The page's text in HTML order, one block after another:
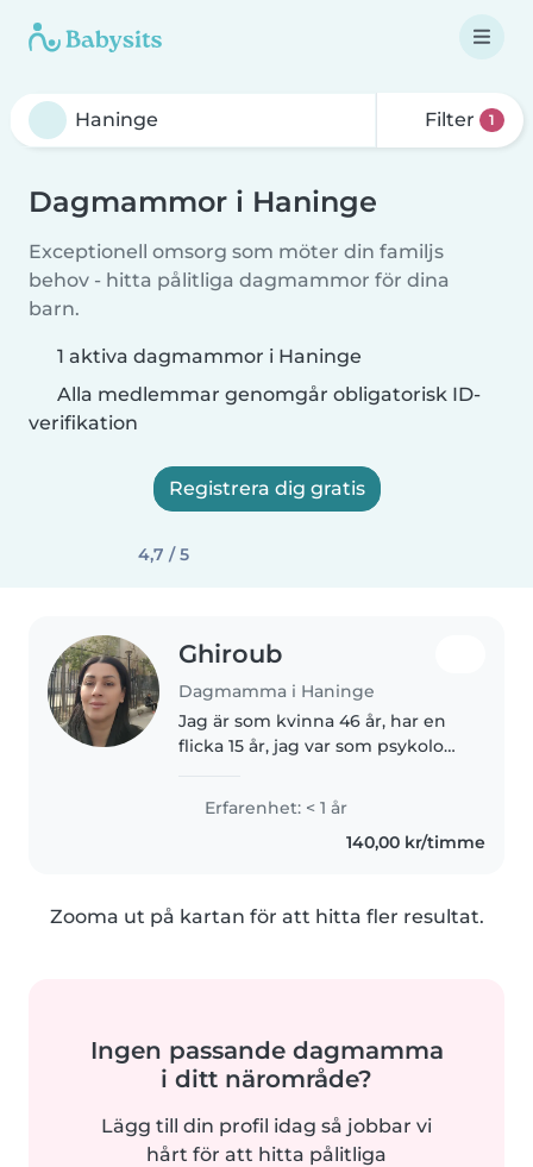
Filter 1
Dagmammor i Haninge
Exceptionell omsorg som möter din familjs
behov - hitta pålitliga dagmammor för dina
barn.
1 aktiva dagmammor i Haninge
Alla medlemmar genomgår obligatorisk ID-
verifikation
Registrera dig gratis
4,7 / 5
Ghiroub
Dagmamma i Haninge
Jag är som kvinna 46 år, har en
flicka 15 år, jag var som psykolog i
Sverige från 11 år sedan, jag
pluggat barn och
fritidsprogrammet, sen jag
Erfarenhet: < 1 år
140,00 kr/timme
Zooma ut på kartan för att hitta fler resultat.
Ingen passande dagmamma
i ditt närområde?
Lägg till din profil idag så jobbar vi
hårt för att hitta pålitliga